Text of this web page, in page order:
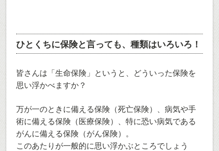
ひとくちに保険と言っても、種類はいろいろ！
皆さんは「生命保険」というと、どういった保険を
思い浮かべますか？
万が一のときに備える保険（死亡保険）、病気や手
術に備える保険（医療保険）、特に恐い病気である
がんに備える保険（がん保険）。
このあたりが一般的に思い浮かぶところでしょう